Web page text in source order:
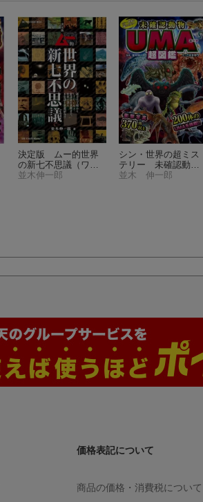
決定版 ムー的世界
の新七不思議 （ワ
ン・パブリッシング
並木伸一郎
シン・世界の超ミス
テリー 未確認動物U
MA超図鑑（単行本
並木 伸一郎
価格表記について
商品の価格・消費税について